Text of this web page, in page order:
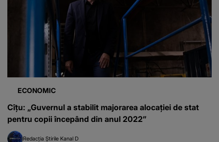
ECONOMIC
Cîţu: „Guvernul a stabilit majorarea alocaţiei de stat
pentru copii începând din anul 2022”
Redacția Știrile Kanal D